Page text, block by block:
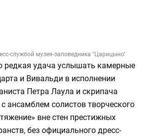
службой музея-заповедника "Царицыно"
редкая удача услышать камерные
и Вивальди в исполнении
Петра Лаула и скрипача
ансамблем солистов творческого
вне стен престижных
без официального дресс-